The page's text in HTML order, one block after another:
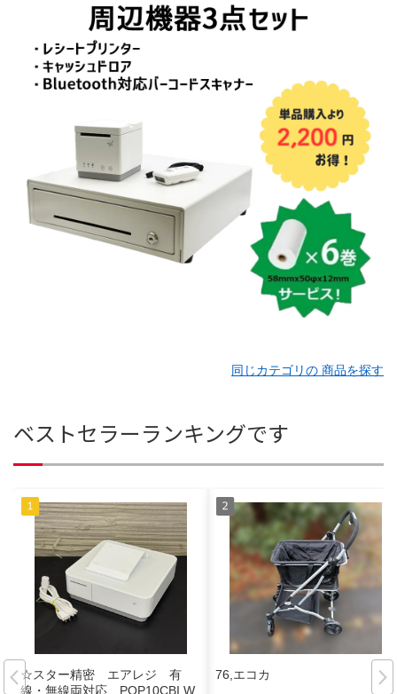
同じカテゴリの 商品を探す
ベストセラーランキングです
☆スター精密 エアレジ 有
線・無線両対応 POP10CBI W
76,エコカ